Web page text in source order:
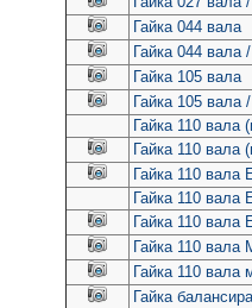
Гайка 044 вала
Гайка 044
Гайка 105 вала
Гайка 105
Гайка 110
Гайка 110 вала
Гайка 110 вала
Гайка 110 вала
Гайка 110
Гайка 110 вала
Гайка 110
Гайка